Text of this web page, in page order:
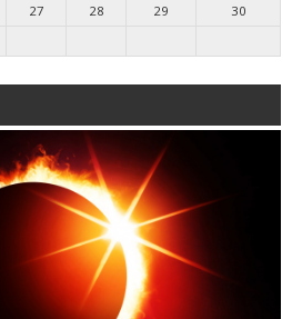
27 28 29
30